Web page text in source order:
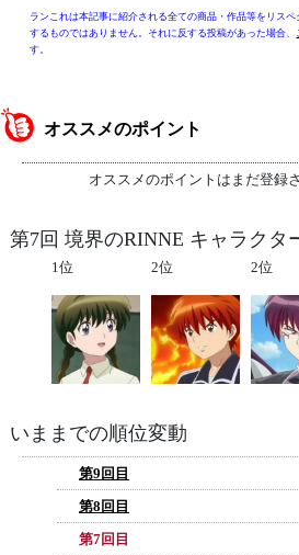
ランこれは本記事に紹介される全ての商品・作品等をリス
するものではありません。それに反する投稿があった場合、
す。
オススメのポイント
オススメのポイントはまだ登録
第7回 境界のRINNE キャラクタ
1位 2位 2位
いままでの順位変動
第9回目
第8回目
第7回目